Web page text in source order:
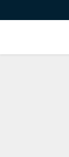
Hangi Teknik